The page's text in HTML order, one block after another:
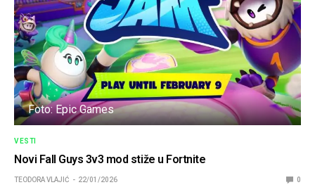
Foto: Epic Games
VESTI
Novi Fall Guys 3v3 mod stiže u Fortnite
TEODORA VLAJIĆ 22/01/2026 0